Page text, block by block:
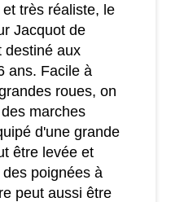
très réaliste, le
Jacquot de
destiné aux
ans. Facile à
roues, on
marches
d'une grande
être levée et
poignées à
peut aussi être